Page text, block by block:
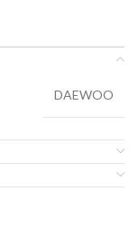
DAEWOO